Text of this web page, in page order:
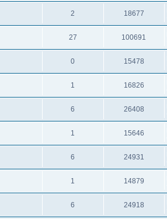
2 18677
27 100691
0 15478
1 16826
6 26408
1 15646
6 24931
1 14879
6 24918